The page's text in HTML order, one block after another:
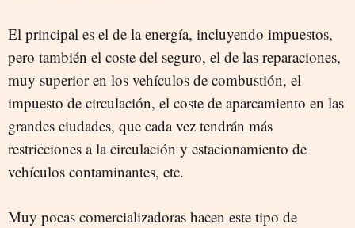
El principal es el de la energía, incluyendo impuestos,
pero también el coste del seguro, el de las reparaciones,
muy superior en los vehículos de combustión, el
impuesto de circulación, el coste de aparcamiento en las
grandes ciudades, que cada vez tendrán más
restricciones a la circulación y estacionamiento de
vehículos contaminantes, etc.
Muy pocas comercializadoras hacen este tipo de